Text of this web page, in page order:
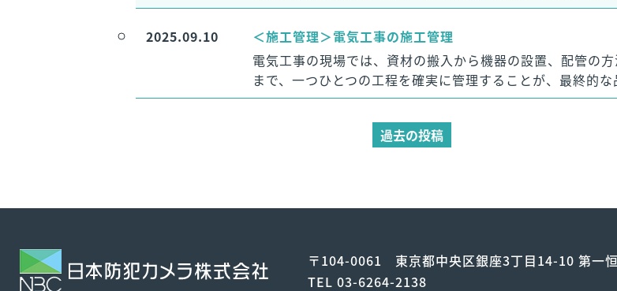
2025.09.10
＜施工管理＞電気工事の施工管理
電気工事の現場では、資材の搬入から機器の設置、配管の
まで、一つひとつの工程を確実に管理することが、最終的
稿
ナ
過去の投稿
〒104-0061 東京都中央区銀座3丁目14-10 第一
TEL 03-6264-2138